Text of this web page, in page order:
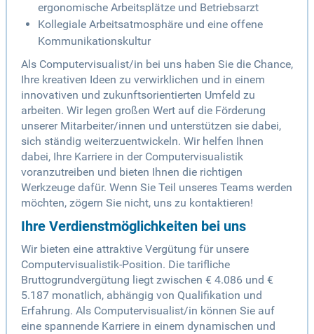
ergonomische Arbeitsplätze und Betriebsarzt
Kollegiale Arbeitsatmosphäre und eine offene
Kommunikationskultur
Als Computervisualist/in bei uns haben Sie die Chance,
Ihre kreativen Ideen zu verwirklichen und in einem
innovativen und zukunftsorientierten Umfeld zu
arbeiten. Wir legen großen Wert auf die Förderung
unserer Mitarbeiter/innen und unterstützen sie dabei,
sich ständig weiterzuentwickeln. Wir helfen Ihnen
dabei, Ihre Karriere in der Computervisualistik
voranzutreiben und bieten Ihnen die richtigen
Werkzeuge dafür. Wenn Sie Teil unseres Teams werden
möchten, zögern Sie nicht, uns zu kontaktieren!
Ihre Verdienstmöglichkeiten bei uns
Wir bieten eine attraktive Vergütung für unsere
Computervisualistik-Position. Die tarifliche
Bruttogrundvergütung liegt zwischen € 4.086 und €
5.187 monatlich, abhängig von Qualifikation und
Erfahrung. Als Computervisualist/in können Sie auf
eine spannende Karriere in einem dynamischen und